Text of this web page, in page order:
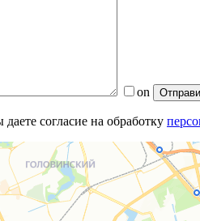
on
согласие на обработку